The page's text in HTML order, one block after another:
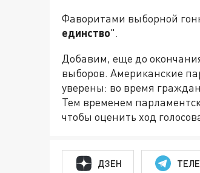
Фаворитами выборной
единство".
Добавим, еще до
выборов. Американские
уверены: во время
Тем временем
чтобы оценить ход
ДЗЕН